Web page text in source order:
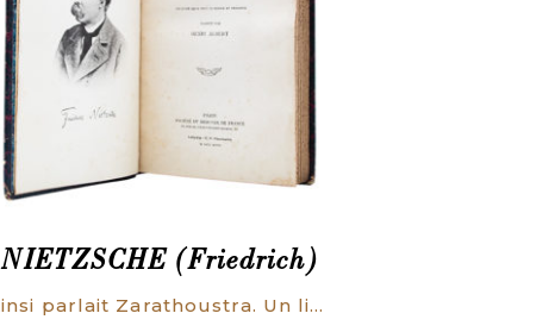
NIETZSCHE (Friedrich)
Ainsi parlait Zarathoustra. Un livre pour tous et pour personne.